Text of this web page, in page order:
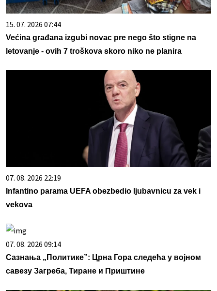
15. 07. 2026 07:44
Većina građana izgubi novac pre nego što stigne na
letovanje - ovih 7 troškova skoro niko ne planira
07. 08. 2026 22:19
Infantino parama UEFA obezbedio ljubavnicu za vek i
vekova
07. 08. 2026 09:14
Сазнања „Политике”: Црна Гора следећа у војном
савезу Загреба, Тиране и Приштине